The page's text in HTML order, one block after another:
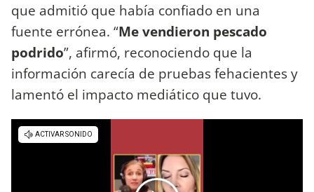
que admitió que había confiado en una
fuente errónea. “Me vendieron pescado
podrido”, afirmó, reconociendo que la
información carecía de pruebas fehacientes y
lamentó el impacto mediático que tuvo.